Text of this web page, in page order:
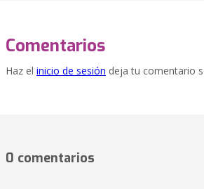
Comentarios
Haz el inicio de sesión deja tu comentario
0 comentarios